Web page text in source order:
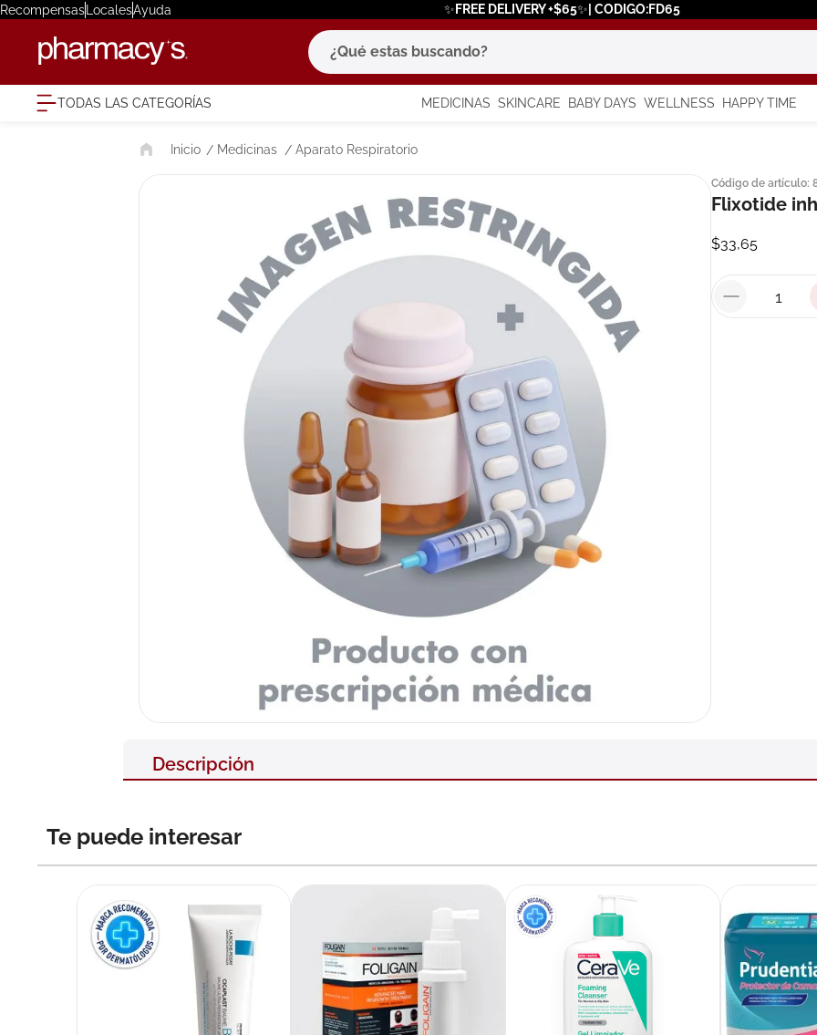
RecompensasLocalesAyuda ✨FREE DELIVERY +$65✨| CODIGO:FD65
¿Qué estas buscando?
TODAS LAS CATEGORÍAS MEDICINAS SKINCARE BABY DAYS WELLNESS HAPPY TIME
Medicinas Aparato Respiratorio
Código de artículo:
Flixotide
$33,65
Descripción
Te puede interesar
términos más buscados
1. eucerin
3. bioderma
7.
. roche posay
9. megacistin
10 pañales